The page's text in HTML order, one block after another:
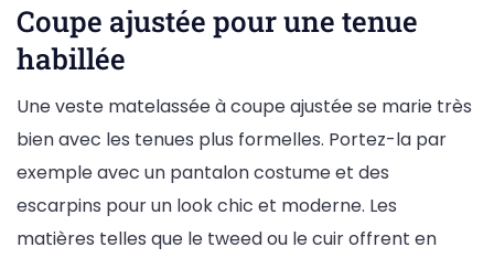
Coupe ajustée pour une tenue
habillée
Une veste matelassée à coupe ajustée se marie très
bien avec les tenues plus formelles. Portez-la par
exemple avec un pantalon costume et des
escarpins pour un look chic et moderne. Les
matières telles que le tweed ou le cuir offrent en